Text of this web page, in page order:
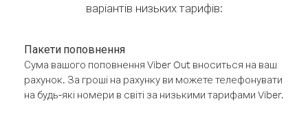
варіантів низьких тарифів:
Пакети поповнення
Сума вашого поповнення Viber Out вноситься на ваш
рахунок. За гроші на рахунку ви можете телефонувати
на будь-які номери в світі за низькими тарифами Viber.